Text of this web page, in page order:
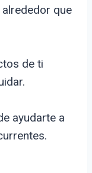
que
de ti
ayudarte a